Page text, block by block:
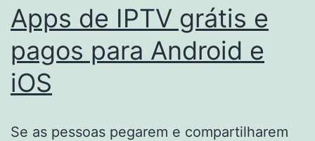
Apps de IPTV grátis e
pagos para Android e
iOS
Se as pessoas pegarem e compartilharem